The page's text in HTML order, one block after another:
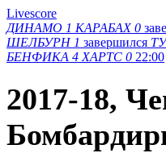
Livescore
ДИНАМО 1 КАРАБАХ 0
ШЕЛБУРН 1 завершился
БЕНФИКА 4 ХАРТС 0 22:00
2017-18,